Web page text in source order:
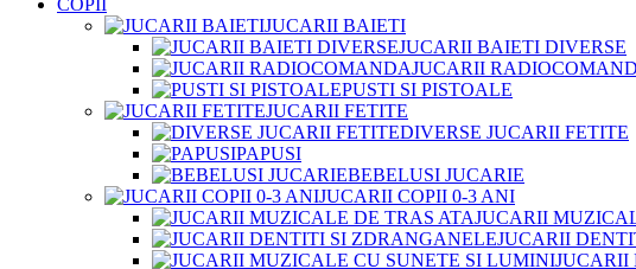
COPII
JUCARII BAIETI
JUCARII BAIETI DIVERSE
JUCARII
PUSTI SI PISTOALE
JUCARII FETITE
DIVERSE JUCARII FETITE
PAPUSI
BEBELUSI JUCARIE
JUCARII COPII 0-3 ANI
JUCARII
JUCARII
JUCARII